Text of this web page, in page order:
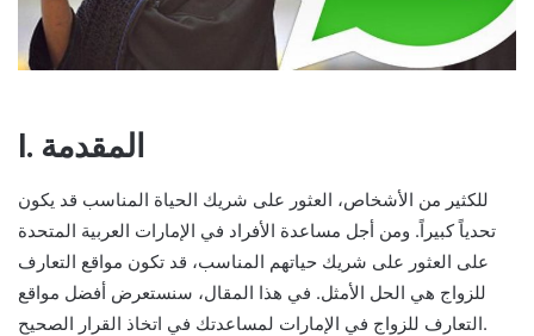
I. المقدمة
للكثير من الأشخاص، العثور على شريك الحياة المناسب قد يكون
تحدياً كبيراً. ومن أجل مساعدة الأفراد في الإمارات العربية المتحدة
على العثور على شريك حياتهم المناسب، قد تكون مواقع التعارف
للزواج هي الحل الأمثل. في هذا المقال، سنستعرض أفضل مواقع
التعارف للزواج في الإمارات لمساعدتك في اتخاذ القرار الصحيح.